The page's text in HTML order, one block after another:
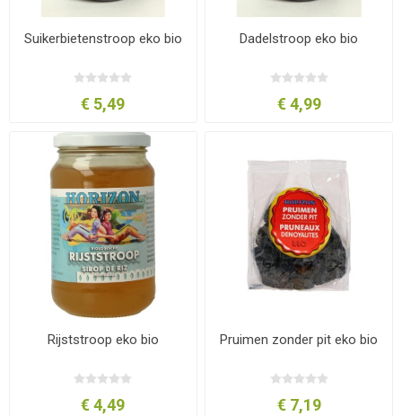
Suikerbietenstroop eko bio
€ 5,49
Dadelstroop eko bio
€ 4,99
Rijststroop eko bio
€ 4,49
Pruimen zonder pit eko bio
€ 7,19